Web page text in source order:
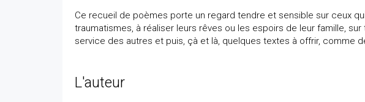
Ce recueil de poèmes porte un regard tendre et sensible sur ceux
traumatismes, à réaliser leurs rêves ou les espoirs de leur famille,
service des autres et puis, çà et là, quelques textes à offrir, comme
L'auteur